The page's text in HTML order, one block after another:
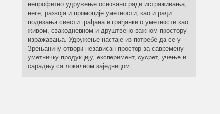
непрофитно удружење основано ради истраживања,
неге, развоја и промоције уметности, као и ради
подизања свести грађана и грађанки о уметности као
живом, свакодневном и друштвено важном простору
изражавања. Удружење настаје из потребе да се у
Зрењанину отвори независан простор за савремену
уметничку продукцију, експеримент, сусрет, учење и
сарадњу са локалном заједницом.